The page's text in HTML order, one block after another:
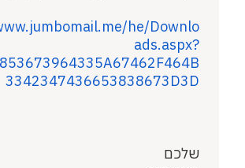
he/Downlo
ads.aspx?
3342347436653838673D3D
שלכם